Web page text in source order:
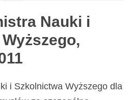
Nauki i
i Szkolnictwa Wyższego dla